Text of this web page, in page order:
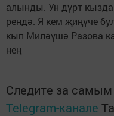
алын­ды. Ун дүрт
рен­дә. Я кем җи­ңү­че
кып Ми­лә­ү­шә Ра­зо­ва
нең
Следите за
Telegram-канале